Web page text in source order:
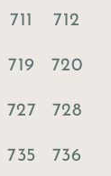
711 712
719 720
727 728
735 736